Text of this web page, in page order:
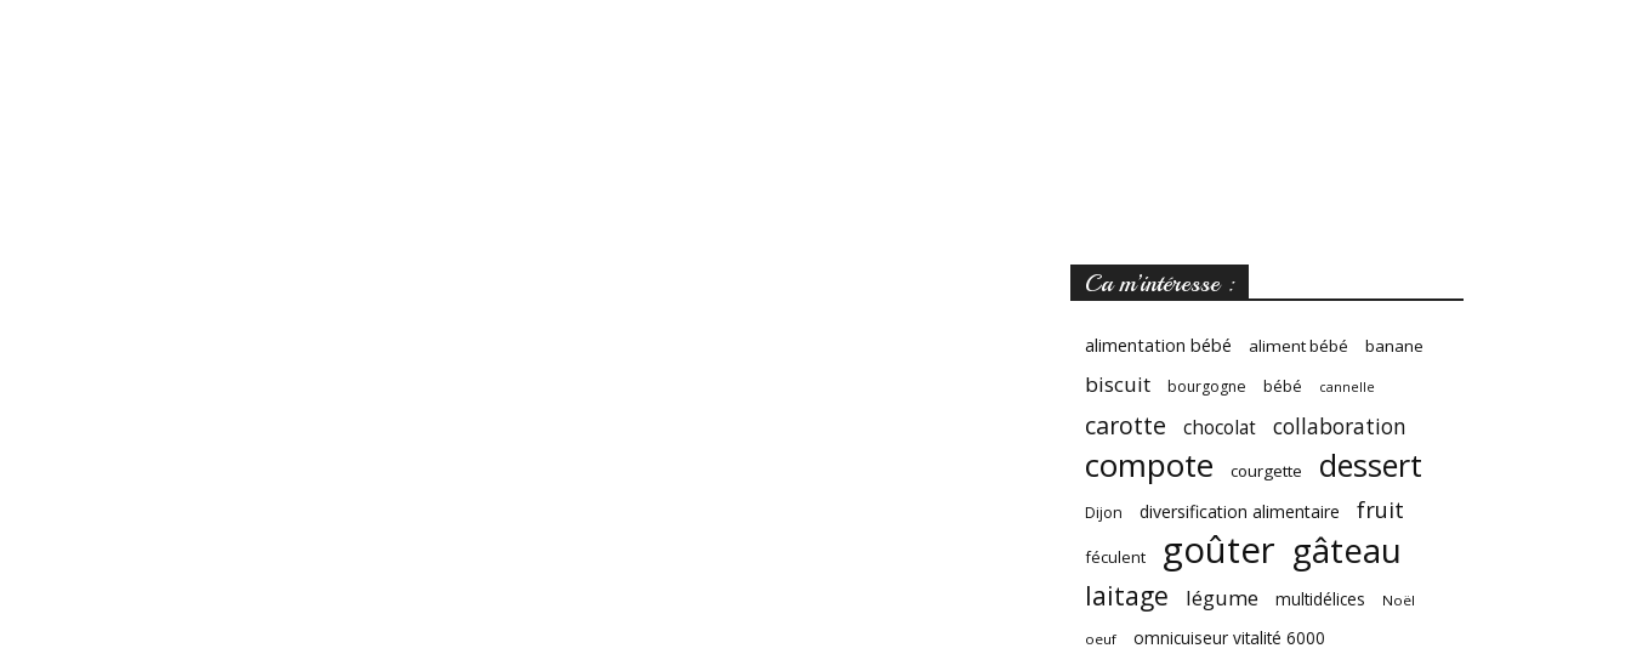
Ca m’intéresse :
alimentation bébé aliment bébé banane
biscuit bourgogne bébé cannelle
carotte chocolat collaboration
compote courgette dessert
Dijon diversification alimentaire fruit
féculent goûter gâteau
laitage légume multidélices Noël
oeuf omnicuiseur vitalité 6000